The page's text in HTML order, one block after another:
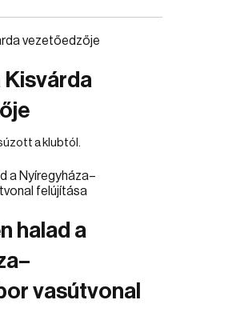
a klubtól.
halad a
vasútvonal